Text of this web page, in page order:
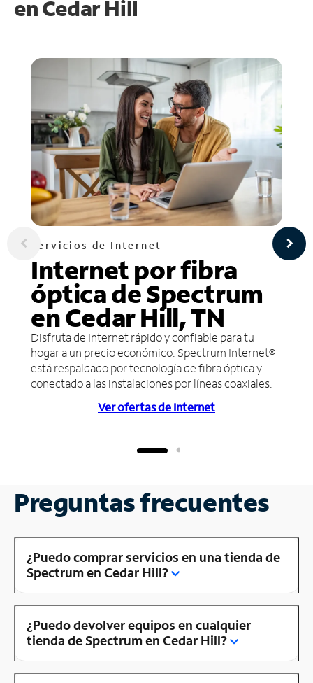
enCedar Hill
Servicios de Internet
Internet por fibra
óptica de Spectrum
en Cedar Hill, TN
Disfruta de Internet rápido y confiable para tu
hogar a un precio económico. Spectrum Internet®
está respaldado por tecnología de fibra óptica y
conectado a las instalaciones por líneas coaxiales.
Ver ofertas de Internet
Preguntas frecuentes
¿Puedo comprar servicios en una tienda de
Spectrum en Cedar Hill?
¿Puedo devolver equipos en cualquier
tienda de Spectrum en Cedar Hill?